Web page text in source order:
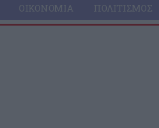
ΟΙΚΟΝΟΜΊΑ ΠΟΛΙΤΙΣΜΌΣ